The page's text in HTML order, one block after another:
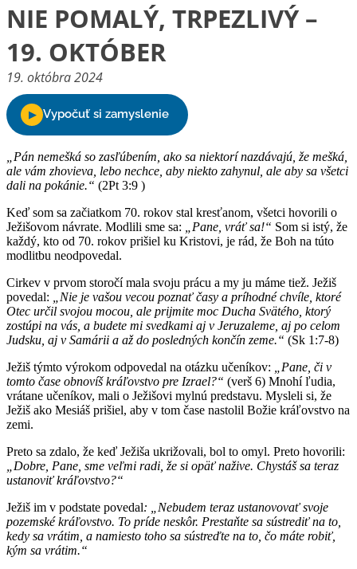
NIE POMALÝ, TRPEZLIVÝ –
19. OKTÓBER
19. októbra 2024
„Pán nemešká so zasľúbením, ako sa niektorí nazdávajú, že mešká,
ale vám zhovieva, lebo nechce, aby niekto zahynul, ale aby sa všetci
dali na pokánie.“ (2Pt 3:9 )
Keď som sa začiatkom 70. rokov stal kresťanom, všetci hovorili o
Ježišovom návrate. Modlili sme sa:
„Pane, vráť sa!“ Som si istý, že
každý, kto od 70. rokov prišiel ku Kristovi, je rád, že Boh na túto
modlitbu neodpovedal.
Cirkev v prvom storočí mala svoju prácu a my ju máme tiež. Ježiš
povedal:
„Nie je vašou vecou poznať časy a príhodné chvíle, ktoré
Otec určil svojou mocou, ale prijmite moc Ducha Svätého, ktorý
zostúpi na vás, a budete mi svedkami aj v Jeruzaleme, aj po celom
Judsku, aj v Samárii a až do posledných končín zeme.“ (Sk 1:7-8)
Ježiš týmto výrokom odpovedal na otázku učeníkov:
„Pane, či v
tomto čase obnovíš kráľovstvo pre Izrael?“ (verš 6) Mnohí ľudia,
vrátane učeníkov, mali o Ježišovi mylnú predstavu. Mysleli si, že
Ježiš ako Mesiáš prišiel, aby v tom čase nastolil Božie kráľovstvo na
zemi.
Preto sa zdalo, že keď Ježiša ukrižovali, bol to omyl. Preto hovorili:
„Dobre, Pane, sme veľmi radi, že si opäť nažive. Chystáš sa teraz
ustanoviť kráľovstvo?“
Ježiš im v podstate povedal: „Nebudem teraz ustanovovať svoje
pozemské kráľovstvo. To príde neskôr. Prestaňte sa sústrediť na to,
kedy sa vrátim, a namiesto toho sa sústreďte na to, čo máte robiť,
kým sa vrátim.“